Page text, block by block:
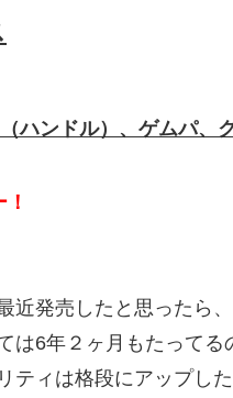
ハンドル）、ゲムパ、
近発売したと思ったら
は6年２ヶ月もたってる
ティは格段にアップした